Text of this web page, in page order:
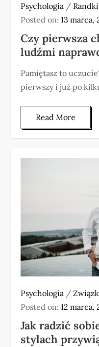
Psychologia / Randki
Posted on:13 marca,
Czy pierwsza
ludźmi
Pamiętasz to
pierwszy i już po
Read More
Psychologia /
Posted on:12 marca,
Jak radzić
stylach